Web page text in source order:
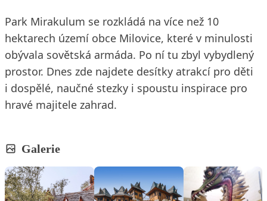
Park Mirakulum se rozkládá na více než 10
hektarech území obce Milovice, které v minulosti
obývala sovětská armáda. Po ní tu zbyl vybydlený
prostor. Dnes zde najdete desítky atrakcí pro děti
i dospělé, naučné stezky i spoustu inspirace pro
hravé majitele zahrad.
Galerie